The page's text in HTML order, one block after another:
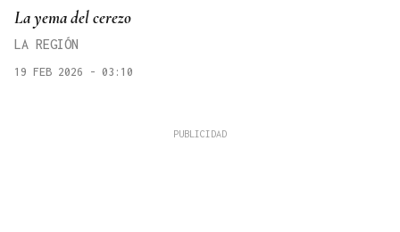
La yema del cerezo
LA REGIÓN
19 FEB 2026 - 03:10